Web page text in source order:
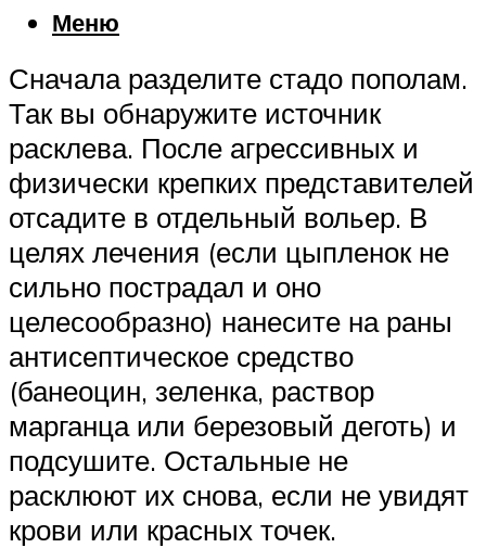
Меню
Сначала разделите стадо пополам.
Так вы обнаружите источник
расклева. После агрессивных и
физически крепких представителей
отсадите в отдельный вольер. В
целях лечения (если цыпленок не
сильно пострадал и оно
целесообразно) нанесите на раны
антисептическое средство
(банеоцин, зеленка, раствор
марганца или березовый деготь) и
подсушите. Остальные не
расклюют их снова, если не увидят
крови или красных точек.